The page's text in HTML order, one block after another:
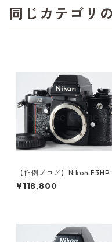
同じカテゴリ
【作例ブログ】Nikon F3HP
ディ 後期191万番台 ニコン（
1308）
¥118,800